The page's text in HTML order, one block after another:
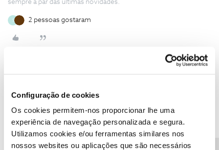
Configuração de cookies
Os cookies permitem-nos proporcionar lhe uma
experiência de navegação personalizada e segura.
Utilizamos cookies e/ou ferramentas similares nos
nossos websites ou aplicações que são necessários
sempre a par das ultimas novidades.
S 2 pessoas gostaram
Assim que voltar lá (talvez ainda esta semana) irei fazer esse teste
(com outros dispositivos).
Desde já, posso informar que o teste que fiz foi com a Apple TV.
Cumprimentos.